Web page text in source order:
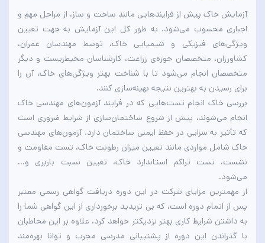
آزمایش خاک پیش از فرایندهایی مانند ساخت و ساز، از مراحل مهم و
اجباری محسوب می‌شود. به طور کل این آزمایش به جهت تعیین
ویژگی‌های فیزیکی و شیمیایی خاک، توسط مهندسان عمران،
کشاورزان، متخصصان حوزه‌ی زراعت، کارشناسان محیط‌زیست و دیگر
متخصصان انجام می‌شود تا با شناخت بهتر ویژگی‌های خاک، آن را
برای رسیدن به بهترین نتیجه بهینه‌سازی کنند.
بررسی خاک انجام تست‌هایی که در فرایند آزمون‌های مهندسی خاک
انجام می‌شوند، پیش از شروع ساختمان‌سازی از شرایط ضروری است
که تأثیر به سزایی در حفظ ایمنی ساختمان دارد. آزمون‌های مهندسی
خاک شامل مواردی مانند تعیین میزان رطوبت خاک، تست مقاومت و
نشست، تست تراکم استاندارد خاک، تعیین نسبت باربری و...
می‌شود.
از مهمترین مزایای شرکت در این دوره دریافت گواهی رسمی معتبر
پس از اتمام دوره است، که بی تریدید برخورداری از این گواهی شما را
به داشتن شرایط کاری بهتر نزدیکتر خواهد کرد. علاوه بر این مخاطبان
با گذراندن این دوره از پشتیبانی مدرسی مجرب و توانا بهره‌مند